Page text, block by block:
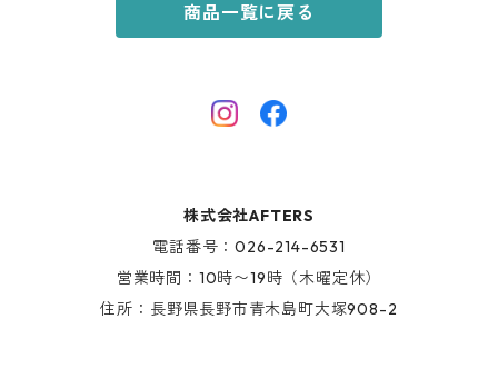
AFTERS SPORT
商品一覧に戻る
株式会社AFTERS
電話番号：026-214-6531
営業時間：10時〜19時（木曜定休）
住所：長野県長野市青木島町大塚908-2